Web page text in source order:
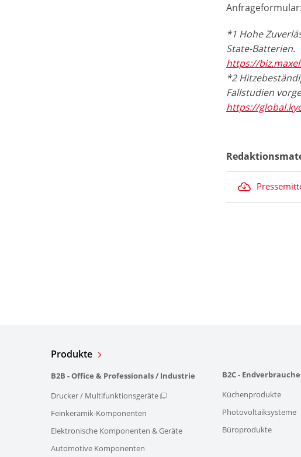
Anfrageformular:
*1 Hohe
State-Batterien.
https://
*2
Fallstudien
https://
Produkte
B2B - Office & Professionals / Industrie
Drucker / Multifunktionsgeräte
Feinkeramik-Komponenten
Elektronische Komponenten & Geräte
Automotive Komponenten
B2C -
Küchenprodukte
Photovoltaiksysteme
Büroprodukte